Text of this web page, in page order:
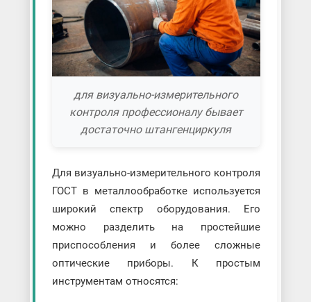
для визуально-измерительного
контроля профессионалу бывает
достаточно штангенциркуля
Для визуально-измерительного контроля
ГОСТ в металлообработке используется
широкий спектр оборудования. Его
можно разделить на простейшие
приспособления и более сложные
оптические приборы. К простым
инструментам относятся: